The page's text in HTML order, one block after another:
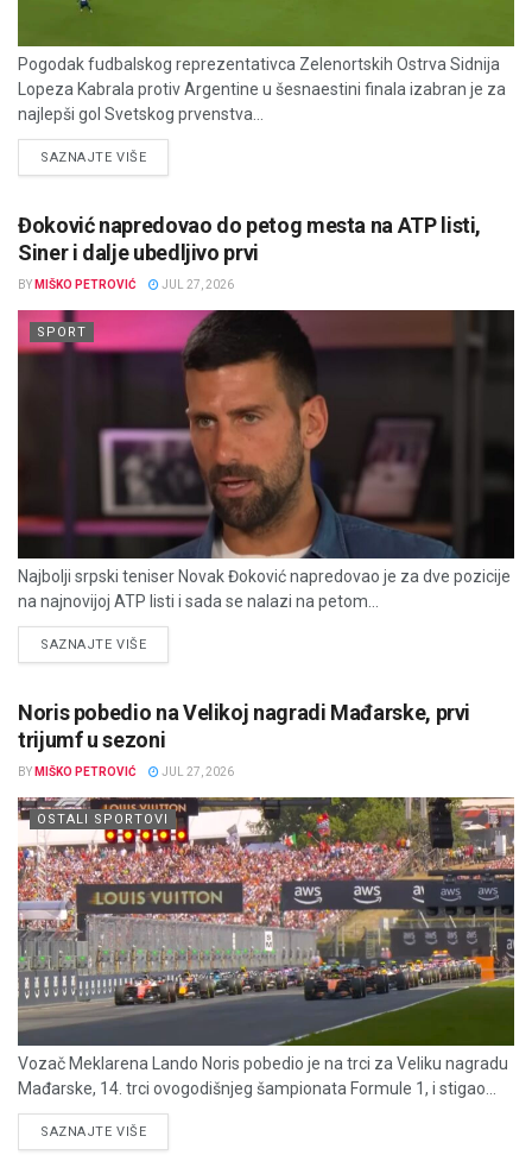
Pogodak fudbalskog reprezentativca Zelenortskih Ostrva Sidnija
Lopeza Kabrala protiv Argentine u šesnaestini finala izabran je za
najlepši gol Svetskog prvenstva...
SAZNAJTE VIŠEDETAILS
Đoković napredovao do petog mesta na ATP listi,
Siner i dalje ubedljivo prvi
BY MIŠKO PETROVIĆ JUL 27, 2026
SPORT
Najbolji srpski teniser Novak Đoković napredovao je za dve pozicije
na najnovijoj ATP listi i sada se nalazi na petom...
SAZNAJTE VIŠEDETAILS
Noris pobedio na Velikoj nagradi Mađarske, prvi
trijumf u sezoni
BY MIŠKO PETROVIĆ JUL 27, 2026
OSTALI SPORTOVI
Vozač Meklarena Lando Noris pobedio je na trci za Veliku nagradu
Mađarske, 14. trci ovogodišnjeg šampionata Formule 1, i stigao...
SAZNAJTE VIŠEDETAILS